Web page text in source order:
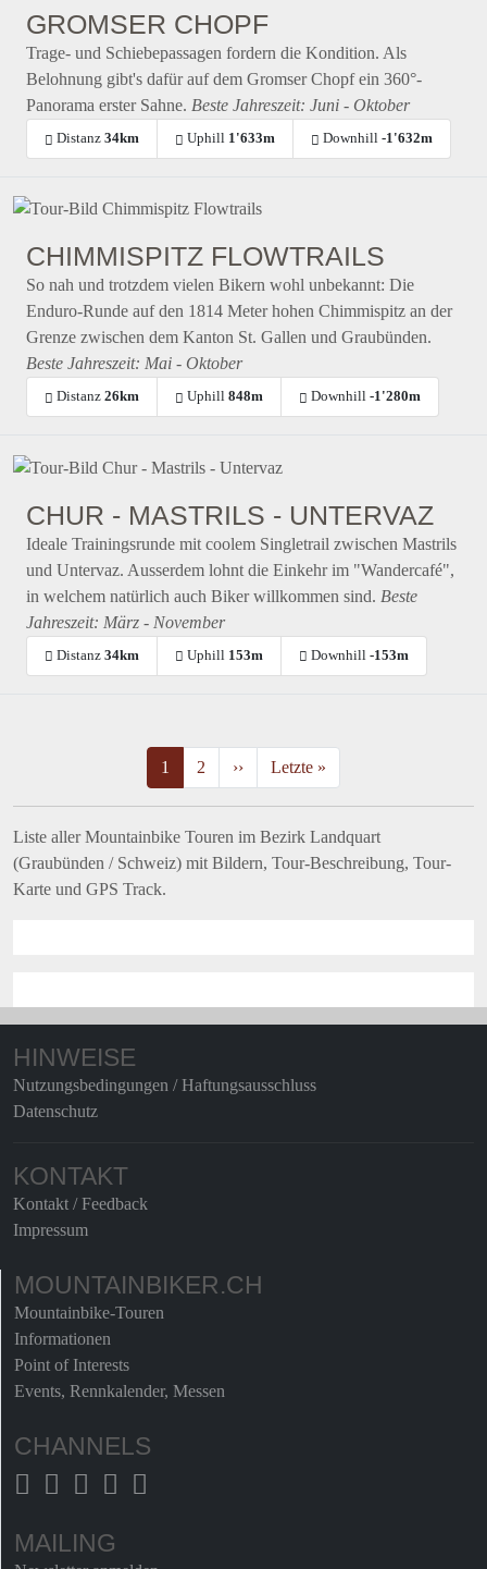
GROMSER CHOPF
Trage- und Schiebepassagen fordern die Kondition. Als
Belohnung gibt's dafür auf dem Gromser Chopf ein 360°-
Panorama erster Sahne. Beste Jahreszeit: Juni - Oktober
Distanz 34km Uphill 1'633m Downhill -1'632m
CHIMMISPITZ FLOWTRAILS
So nah und trotzdem vielen Bikern wohl unbekannt: Die
Enduro-Runde auf den 1814 Meter hohen Chimmispitz an der
Grenze zwischen dem Kanton St. Gallen und Graubünden.
Beste Jahreszeit: Mai - Oktober
Distanz 26km Uphill 848m Downhill -1'280m
CHUR - MASTRILS - UNTERVAZ
Ideale Trainingsrunde mit coolem Singletrail zwischen Mastrils
und Untervaz. Ausserdem lohnt die Einkehr im "Wandercafé",
in welchem natürlich auch Biker willkommen sind. Beste
Jahreszeit: März - November
Distanz 34km Uphill 153m Downhill -153m
SEITENNUMMERIERUNG
Aktuelle Seite
1 Seite
2 Nächste Seite
›› Letzte Seite
Letzte »
Liste aller Mountainbike Touren im Bezirk Landquart
(Graubünden / Schweiz) mit Bildern, Tour-Beschreibung, Tour-
Karte und GPS Track.
HINWEISE
Nutzungsbedingungen / Haftungsausschluss
Datenschutz
KONTAKT
Kontakt / Feedback
Impressum
MOUNTAINBIKER.CH
Mountainbike-Touren
Informationen
Point of Interests
Events, Rennkalender, Messen
CHANNELS
MAILING